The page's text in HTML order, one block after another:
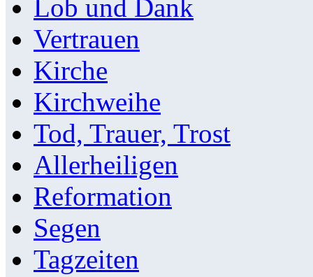
Lob und Dank
Vertrauen
Kirche
Kirchweihe
Tod, Trauer, Trost
Allerheiligen
Reformation
Segen
Tagzeiten